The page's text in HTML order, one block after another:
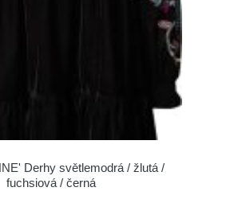
Derhy světlemodrá / žlutá /
fuchsiová / černá